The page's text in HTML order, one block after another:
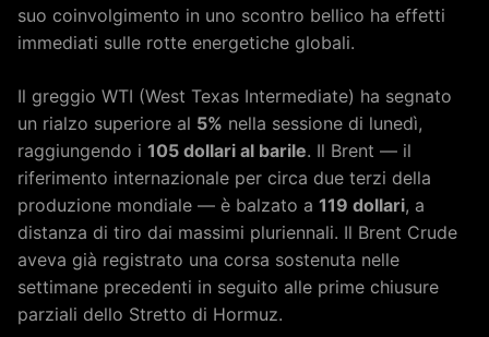
suo coinvolgimento in uno scontro bellico ha effetti
immediati sulle rotte energetiche globali.
Il greggio WTI (West Texas Intermediate) ha segnato
un rialzo superiore al 5% nella sessione di lunedì,
raggiungendo i 105 dollari al barile. Il Brent — il
riferimento internazionale per circa due terzi della
produzione mondiale — è balzato a 119 dollari, a
distanza di tiro dai massimi pluriennali. Il Brent Crude
aveva già registrato una corsa sostenuta nelle
settimane precedenti in seguito alle prime chiusure
parziali dello Stretto di Hormuz.